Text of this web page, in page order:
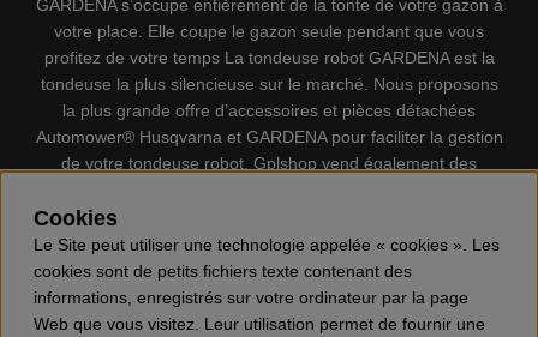
GARDENA s’occupe entièrement de la tonte de votre gazon à
votre place. Elle coupe le gazon seule pendant que vous
profitez de votre temps La tondeuse robot GARDENA est la
tondeuse la plus silencieuse sur le marché. Nous proposons
la plus grande offre d’accessoires et pièces détachées
Automower® Husqvarna et GARDENA pour faciliter la gestion
de votre tondeuse robot. Gplshop vend également des
individuel, Coupe-bordures, Débroussailleuses, Taille haies,
Motoculteurs, Souffleur, Souffleuses à neige, Nettoyeurs
haute pression, Aspirateur, Découpeuses, Haches, Outils
forestiers, Lubrifiants, Carburants, Jouets ETC.
Cookies
Le Site peut utiliser une technologie appelée « cookies ». Les
cookies sont de petits fichiers texte contenant des
informations, enregistrés sur votre ordinateur par la page
Web que vous visitez. Leur utilisation permet de fournir une